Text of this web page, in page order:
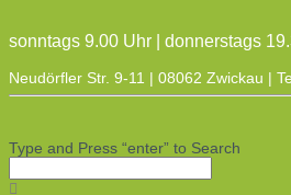
sonntags 9.00 Uhr | donnerstags
Neudörfler Str. 9-11 | 08062 Zwickau |
Type and Press “enter” to Search